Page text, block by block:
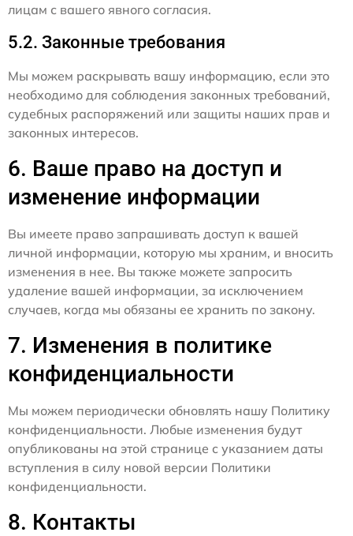
лицам с вашего явного согласия.
5.2. Законные требования
Мы можем раскрывать вашу информацию, если это
необходимо для соблюдения законных требований,
судебных распоряжений или защиты наших прав и
законных интересов.
6. Ваше право на доступ и
изменение информации
Вы имеете право запрашивать доступ к вашей
личной информации, которую мы храним, и вносить
изменения в нее. Вы также можете запросить
удаление вашей информации, за исключением
случаев, когда мы обязаны ее хранить по закону.
7. Изменения в политике
конфиденциальности
Мы можем периодически обновлять нашу Политику
конфиденциальности. Любые изменения будут
опубликованы на этой странице с указанием даты
вступления в силу новой версии Политики
конфиденциальности.
8. Контакты